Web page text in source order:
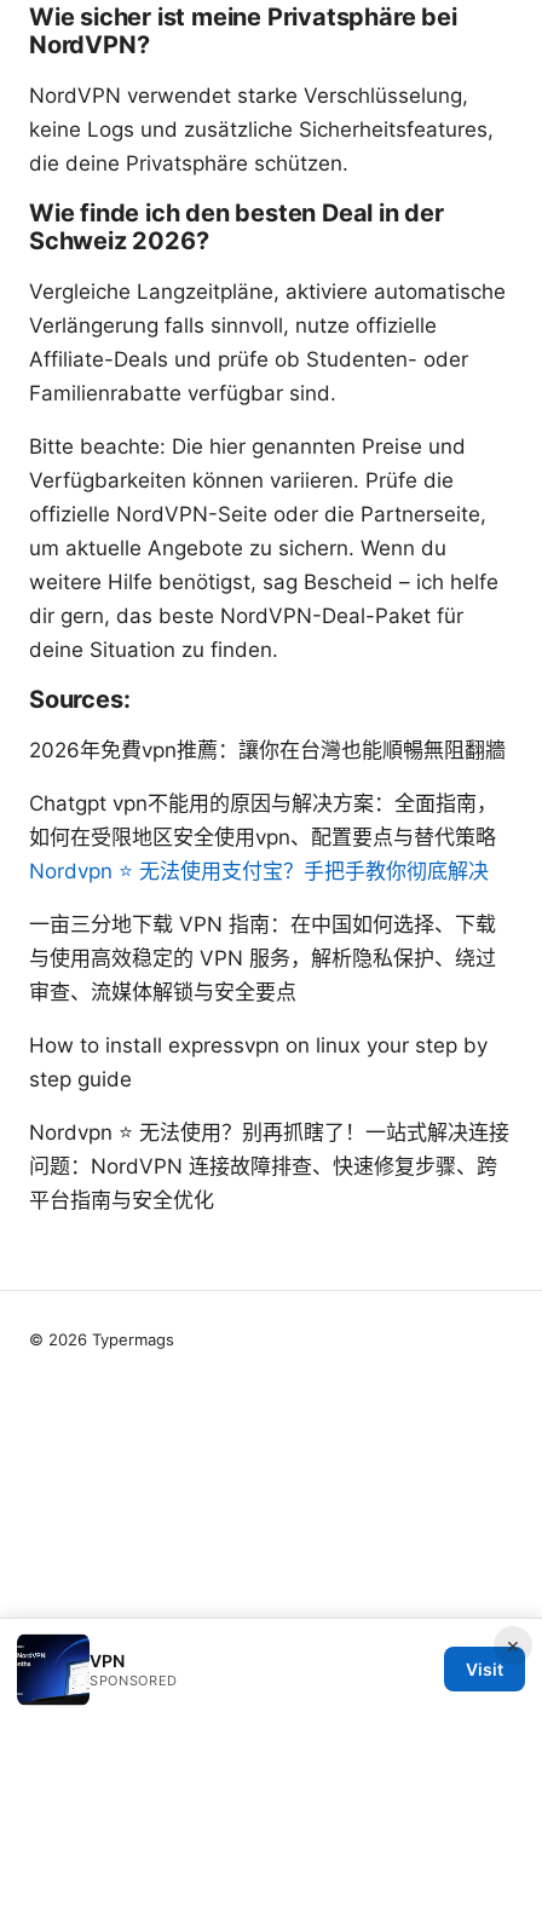
Wie sicher ist meine Privatsphäre bei
NordVPN?
NordVPN verwendet starke Verschlüsselung,
keine Logs und zusätzliche Sicherheitsfeatures,
die deine Privatsphäre schützen.
Wie finde ich den besten Deal in der
Schweiz 2026?
Vergleiche Langzeitpläne, aktiviere automatische
Verlängerung falls sinnvoll, nutze offizielle
Affiliate-Deals und prüfe ob Studenten- oder
Familienrabatte verfügbar sind.
Bitte beachte: Die hier genannten Preise und
Verfügbarkeiten können variieren. Prüfe die
offizielle NordVPN-Seite oder die Partnerseite,
um aktuelle Angebote zu sichern. Wenn du
weitere Hilfe benötigst, sag Bescheid – ich helfe
dir gern, das beste NordVPN-Deal-Paket für
deine Situation zu finden.
Sources:
2026年免費vpn推薦：讓你在台灣也能順暢無阻翻牆
Chatgpt vpn不能用的原因与解决方案：全面指南，
如何在受限地区安全使用vpn、配置要点与替代策略
Nordvpn ⭐ 无法使用支付宝？手把手教你彻底解决
一亩三分地下载 VPN 指南：在中国如何选择、下载
与使用高效稳定的 VPN 服务，解析隐私保护、绕过
审查、流媒体解锁与安全要点
How to install expressvpn on linux your step by
step guide
Nordvpn ⭐ 无法使用？别再抓瞎了！一站式解决连接
问题：NordVPN 连接故障排查、快速修复步骤、跨
平台指南与安全优化
×
VPN
SPONSORED
Visit
© 2026 Typermags